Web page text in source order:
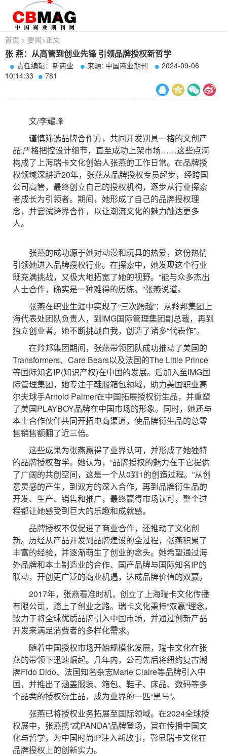
首页 > 要闻>正文
张 燕：从高管到创业先锋 引领品牌授权新哲学
责任编辑：新商业 来源: 中国商业期刊
2024-09-06
10:14:33
781
文/李耀峰
谨慎筛选品牌合作方，共同开发别具一格的文创产
品;严格把控设计细节，直至成功上架市场……这些点滴
构成了上海瑞卡文化创始人张燕的工作日常。在品牌授
权领域深耕近20年，张燕从品牌授权专员起步，经跨国
公司高管，最终创立自己的授权机构，逐步从行业探索
者成长为引领者。期间，她形成了自己的品牌授权理
念，并尝试跨界合作，以让潮流文化的魅力触达更多
人。
张燕的成功源于她对动漫和玩具的热爱，这份热情
引领她进入品牌授权行业。在探索中，她发现这个行业
既充满挑战，又极大地拓宽了她的视野。“能与众多杰出
人士合作，确实是一种难得的历练。”张燕说道。
张燕在职业生涯中实现了“三次跨越”：从羚邦集团上
海代表处团队负责人，到IMG国际管理集团副总裁，再到
独立创业者。她不断挑战自我，创造了诸多“代表作”。
在羚邦集团期间，张燕带领团队成功推动了美国的
Transformers、Care Bears以及法国的The Little Prince
等国际知名IP(知识产权)在中国的发展。后加入至IMG国
际管理集团，她专注于鞋服箱包领域，助力美国职业高
尔夫球手Arnold Palmer在中国拓展授权衍生品，并重塑
了美国PLAYBOY品牌在中国市场的形象。同时，她还与
本土合作伙伴共同开拓电商渠道，使品牌衍生品的总零
售销售额翻了近三倍。
这些成果为张燕赢得了业界认可，并形成了她独特
的品牌授权哲学。她认为，“品牌授权的魅力在于它提供
了广阔的共创空间，这是一个从0到1的创造过程。”从创
意灵感的产生，到双方的深入合作，再到品牌衍生品的
开发、生产、销售和推广，最终赢得市场认可，整个过
程都让她感受到巨大的乐趣和成就感。
品牌授权不仅促进了商业合作，还推动了文化创
新。历经从产品开发到品牌建设的全过程，张燕积累了
丰富的经验，并逐渐萌生了创业的念头。她希望通过海
外品牌和本土制造业的合作、国产品牌与国际知名IP的
联动，开创更广泛的商业机遇，达成品牌价值的双赢。
2017年，张燕看准时机，创立了上海瑞卡文化传播
有限公司，踏上了创业之路。瑞卡文化秉持“双赢”理念，
致力于将全球优质品牌引入中国市场，并通过创新产品
开发来满足消费者的多样化需求。
随着中国授权市场开始规模化发展，瑞卡文化在张
燕的带领下迅速崛起。几年内，公司先后将纽约复古潮
牌Fido Dido、法国知名杂志Marie Claire等品牌引入中
国，并推出了涵盖服装、箱包、鞋子、床品、数码等多
个品类的授权衍生品，成为业界的一匹“黑马”。
张燕已将授权业务拓展至国际领域。在2024全球授
权展中，张燕携“忒PANDA”品牌登场，旨在传播中国文
化与哲学，为中国时尚IP注入新故事，彰显瑞卡文化在
品牌授权上的创新实力。